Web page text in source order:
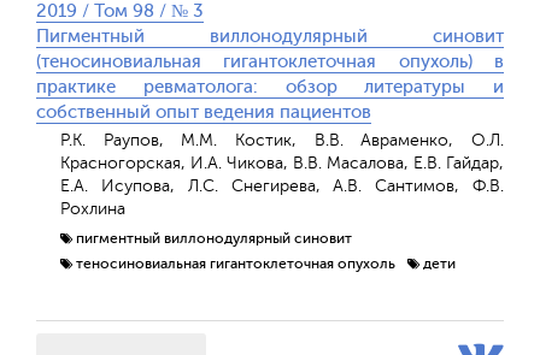
2019 / Том 98 / № 3
Пигментный виллонодулярный синовит
(теносиновиальная гигантоклеточная опухоль) в
практике ревматолога: обзор литературы и
собственный опыт ведения пациентов
Р.К. Раупов, М.М. Костик, В.В. Авраменко, О.Л.
Красногорская, И.А. Чикова, В.В. Масалова, Е.В. Гайдар,
Е.А. Исупова, Л.С. Снегирева, А.В. Сантимов, Ф.В.
Рохлина
пигментный виллонодулярный синовит
теносиновиальная гигантоклеточная опухоль
дети